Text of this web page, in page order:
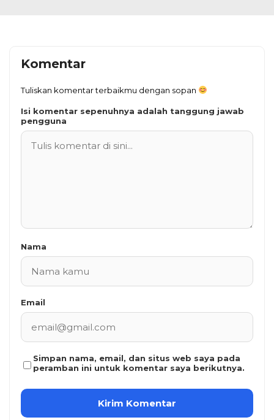
Komentar
Tuliskan komentar terbaikmu dengan sopan
Isi komentar sepenuhnya adalah tanggung jawab
pengguna
Nama
Email
Simpan nama, email, dan situs web saya pada
peramban ini untuk komentar saya berikutnya.